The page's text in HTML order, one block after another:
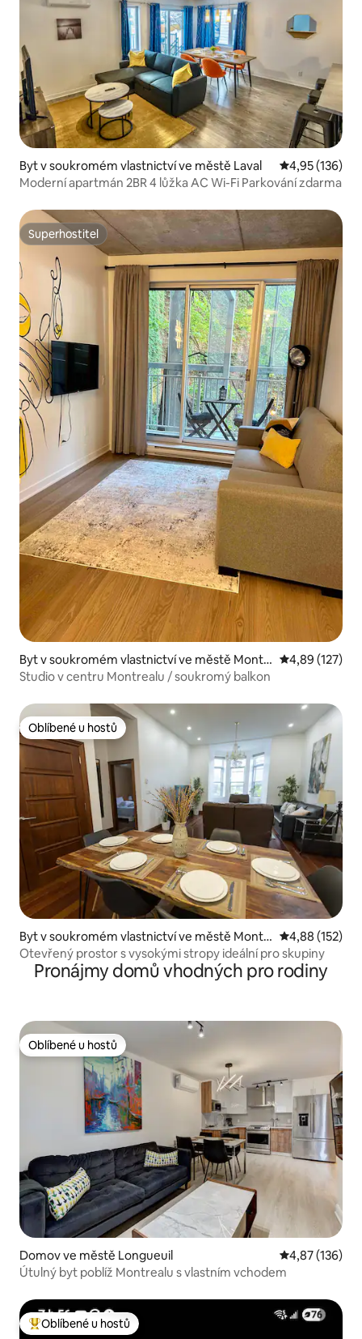
Byt v soukromém vlastnictví ve městě Laval Průměrné
4,95 (136)
Moderní apartmán 2BR 4 lůžka AC Wi-Fi Parkování zdarma
Superhostitel
Superhostitel
Byt v soukromém vlastnictví ve městě Montr
eal
Průměrné
4,89 (127)
Studio v centru Montrealu / soukromý balkon
Oblíbené u hostů
Oblíbené u hostů
Byt v soukromém vlastnictví ve městě Montr
eal
Průměrné
4,88 (152)
Otevřený prostor s vysokými stropy ideální pro skupiny
Pronájmy domů vhodných pro rodiny
Oblíbené u hostů
Oblíbené u hostů
Domov ve městě Longueuil Průměrné
4,87 (136)
Útulný byt poblíž Montrealu s vlastním vchodem
Nejlepší v kategorii Oblíbené u hostů
Oblíbené u hostů